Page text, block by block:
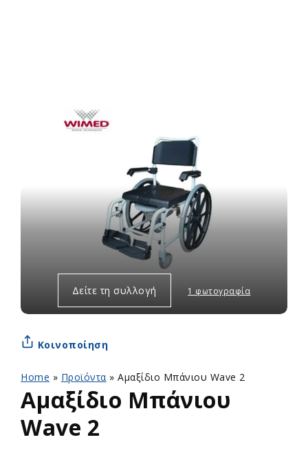
Δείτε τη συλλογή 1 φωτογραφία
Home » Προϊόντα »Αμαξίδιο Μπάνιου Wave 2
Αμαξίδιο Μπάνιου
Wave 2
Κοινοποίηση